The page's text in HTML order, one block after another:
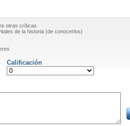
otras críticas
de la historia (de conocerlos)
Calificación